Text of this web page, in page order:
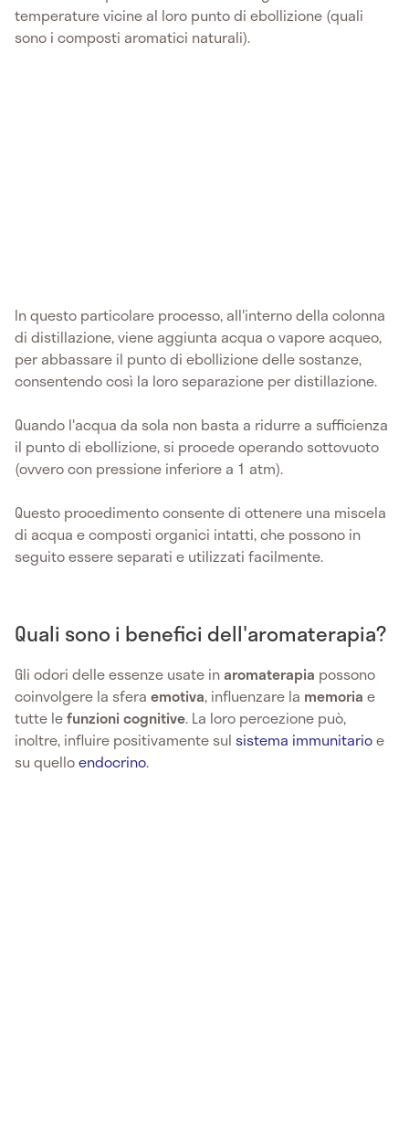
temperature vicine al loro punto di ebollizione (quali
sono i composti aromatici naturali).
In questo particolare processo, all'interno della colonna
di distillazione, viene aggiunta acqua o vapore acqueo,
per abbassare il punto di ebollizione delle sostanze,
consentendo così la loro separazione per distillazione.
Quando l'acqua da sola non basta a ridurre a sufficienza
il punto di ebollizione, si procede operando sottovuoto
(ovvero con pressione inferiore a 1 atm).
Questo procedimento consente di ottenere una miscela
di acqua e composti organici intatti, che possono in
seguito essere separati e utilizzati facilmente.
Quali sono i benefici dell'aromaterapia?
Gli odori delle essenze usate inaromaterapia possono
coinvolgere la sfera emotiva, influenzare la memoria e
tutte lefunzioni cognitive. La loro percezione può,
inoltre, influire positivamente sul sistema immunitarioe
su quelloendocrino.